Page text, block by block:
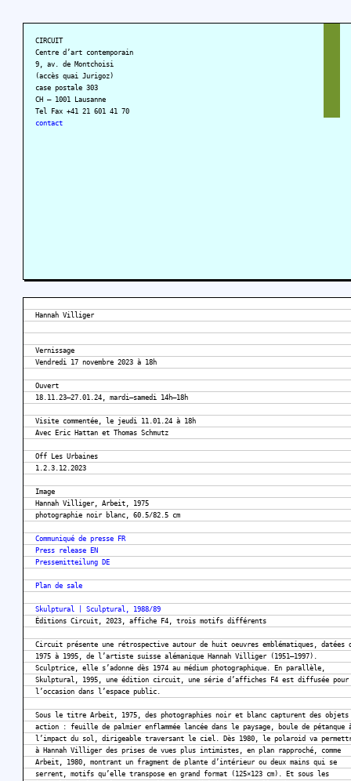
CIRCUIT
Centre d’art contemporain
9, av. de Montchoisi
(accès quai Jurigoz)
case postale 303
CH – 1001 Lausanne
Tel Fax +41 21 601 41 70
contact
Hannah Villiger
Vernissage
Vendredi 17 novembre 2023 à 18h
Ouvert
18.11.23–27.01.24, mardi–samedi 14h–18h
Visite commentée, le jeudi 11.01.24 à 18h
Avec Eric Hattan et Thomas Schmutz
Off Les Urbaines
1.2.3.12.2023
Image
Hannah Villiger, Arbeit, 1975
photographie noir blanc, 60.5/82.5 cm
Communiqué de presse FR
Press release EN
Pressemitteilung DE
Plan de sale
Skulptural | Sculptural, 1988/89
Éditions Circuit, 2023, affiche F4, trois motifs différents
Circuit présente une rétrospective autour de huit oeuvres emblématiques, datées
1975 à 1995, de l’artiste suisse alémanique Hannah Villiger (1951–1997).
Sculptrice, elle s’adonne dès 1974 au médium photographique. En parallèle,
Skulptural, 1995, une édition circuit, une série d’affiches F4 est diffusée pour
l’occasion dans l’espace public.
Sous le titre Arbeit, 1975, des photographies noir et blanc capturent des objets
action : feuille de palmier enflammée lancée dans le paysage, boule de pétanque
l’impact du sol, dirigeable traversant le ciel. Dès 1980, le polaroid va
à Hannah Villiger des prises de vues plus intimistes, en plan rapproché, comme
Arbeit, 1980, montrant un fragment de plante d’intérieur ou deux mains qui se
serrent, motifs qu’elle transpose en grand format (125×123 cm). Et sous les